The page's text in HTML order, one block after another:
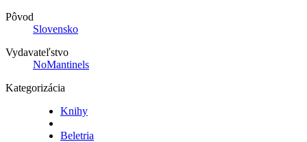
Pôvod
Slovensko
Vydavateľstvo
NoMantinels
Kategorizácia
Knihy
Beletria